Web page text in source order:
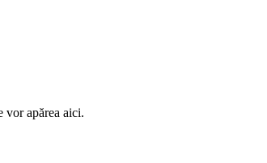
vor apărea aici.